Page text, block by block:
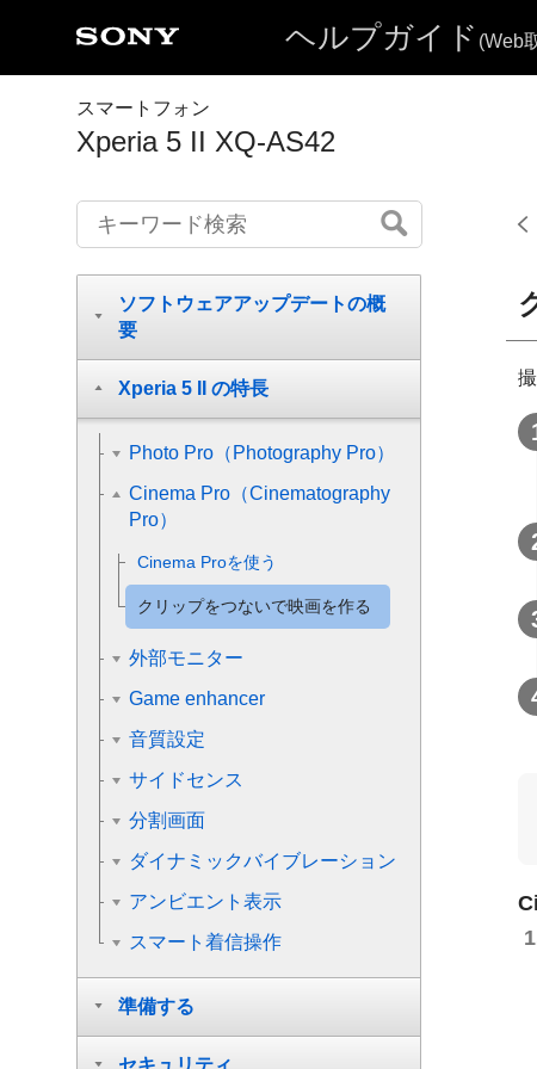
ヘルプガイド (Web
スマートフォン
Xperia 5 II XQ-AS42
ソフトウェアアップデートの概
要
Xperia 5 II の特長
Photo Pro（Photography Pro）
Cinema Pro（Cinematography
Pro）
Cinema Proを使う
クリップをつないで映画を作る
外部モニター
Game enhancer
音質設定
サイドセンス
分割画面
ダイナミックバイブレーション
アンビエント表示
スマート着信操作
準備する
セキュリティ